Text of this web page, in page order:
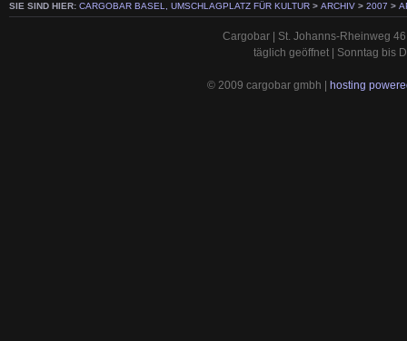
SIE SIND HIER: CARGOBAR BASEL, UMSCHLAGPLATZ FÜR KULTUR > ARCHIV > 2007 >
Cargobar | St. Johanns-Rheinweg
täglich geöffnet | Sonntag bis
© 2009 cargobar gmbh | hosting